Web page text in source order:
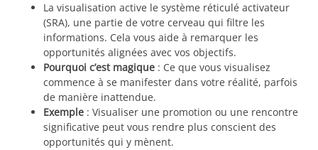
La visualisation active le système réticulé activateur
(SRA), une partie de votre cerveau qui filtre les
informations. Cela vous aide à remarquer les
opportunités alignées avec vos objectifs.
Pourquoi c’est magique : Ce que vous visualisez
commence à se manifester dans votre réalité, parfois
de manière inattendue.
Exemple : Visualiser une promotion ou une rencontre
significative peut vous rendre plus conscient des
opportunités qui y mènent.